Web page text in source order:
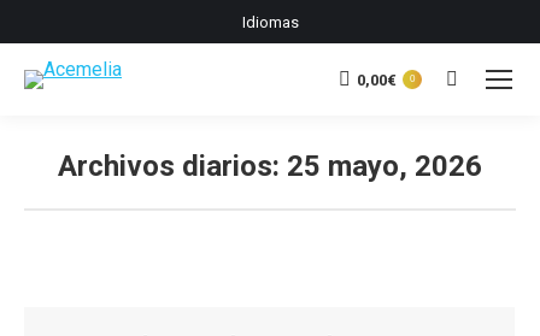
Idiomas
0,00€ 0 Buscar:
Archivos diarios: 25 mayo, 2026